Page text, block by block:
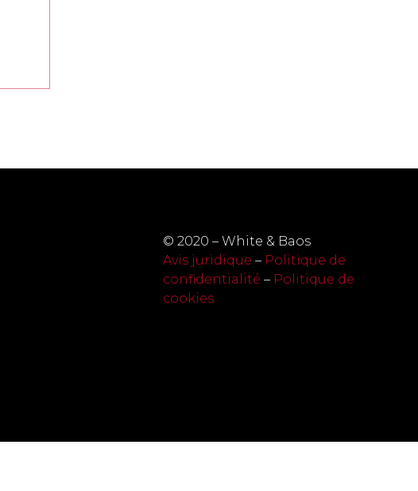
© 2020 – White & Baos
Avis juridique – Politique de
confidentialité – Politique de
cookies